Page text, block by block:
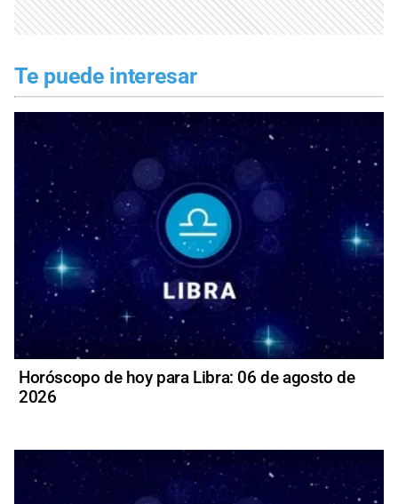
Te puede interesar
Horóscopo de hoy para Libra: 06 de agosto de
2026